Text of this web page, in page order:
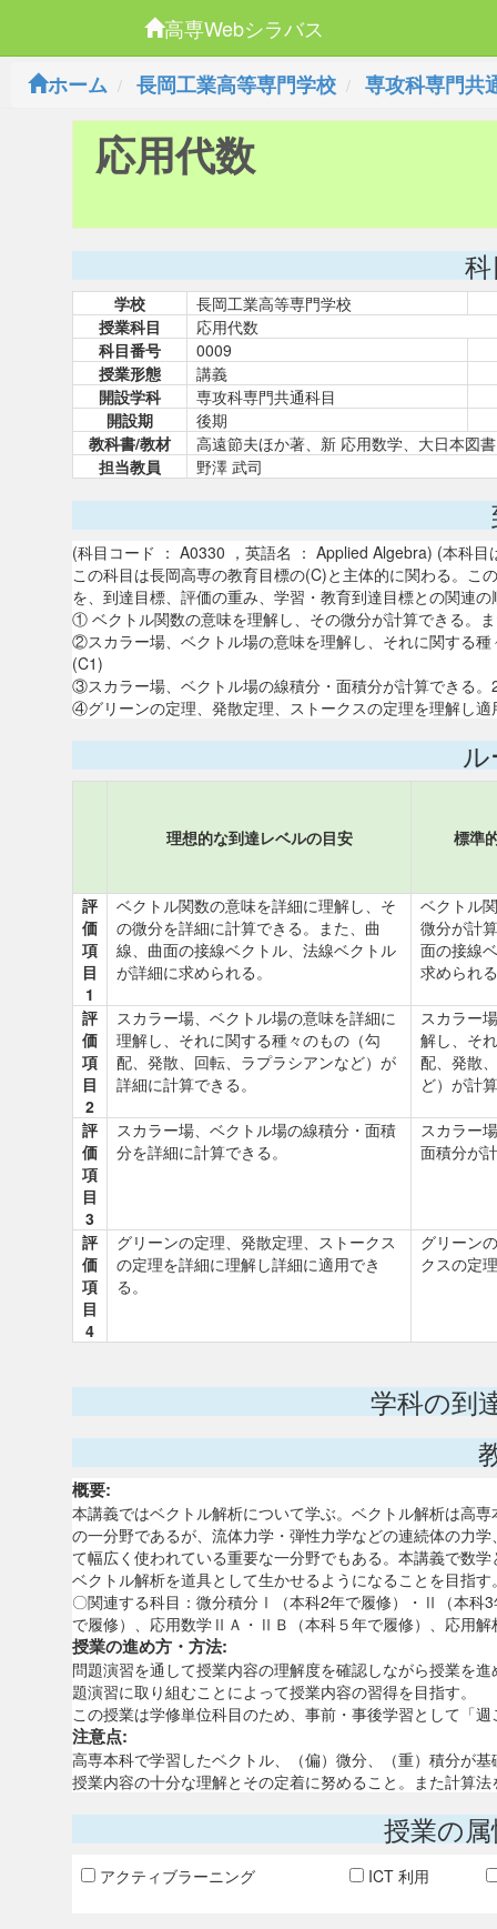
高専Webシラバス
ホーム
長岡工業高等専門学校 専攻科専門共
応用代数
学校
長岡工業高等専門学校
授業科目
応用代数
科目番号
0009
授業形態
講義
開設学科
専攻科専門共通科目
開設期
後期
教科書/教材
高遠節夫ほか著、新 応用数学、大日本
担当教員
野澤 武司
(科目コード ： A0330 ，英語名 ： Applied Algebra) (本科
この科目は長岡高専の教育目標の(C)と主体的に関わる。こ
を、到達目標、評価の重み、学習・教育到達目標との関連
① ベクトル関数の意味を理解し、その微分が計算できる。
②スカラー場、ベクトル場の意味を理解し、それに関する
(C1)
③スカラー場、ベクトル場の線積分・面積分が計算できる。
④グリーンの定理、発散定理、ストークスの定理を理解し
理想的な到達レベルの目安 標準
評
価
項
目
1
ベクトル関数の意味を詳細に理解し、そ
の微分を詳細に計算できる。また、曲
線、曲面の接線ベクトル、法線ベクトル
が詳細に求められる。
ベクトル
微分が計
面の接線
求められ
評
価
項
目
2
スカラー場、ベクトル場の意味を詳細に
理解し、それに関する種々のもの（勾
配、発散、回転、ラプラシアンなど）が
詳細に計算できる。
スカラー
解し、そ
配、発散
ど）が計
評
価
項
目
3
スカラー場、ベクトル場の線積分・面積
分を詳細に計算できる。
スカラー
面積分が
評
価
項
目
4
グリーンの定理、発散定理、ストークス
の定理を詳細に理解し詳細に適用でき
る。
グリーン
クスの定
学科の到
概要:
本講義ではベクトル解析について学ぶ。ベクトル解析は高
の一分野であるが、流体力学・弾性力学などの連続体の力
て幅広く使われている重要な一分野でもある。本講義で数
ベクトル解析を道具として生かせるようになることを目指す
〇関連する科目：微分積分Ⅰ（本科2年で履修）・Ⅱ（本
で履修）、応用数学ⅡＡ・ⅡＢ（本科５年で履修）、応用解
授業の進め方・方法:
問題演習を通して授業内容の理解度を確認しながら授業を
題演習に取り組むことによって授業内容の習得を目指す。
この授業は学修単位科目のため、事前・事後学習として「
注意点:
高専本科で学習したベクトル、（偏）微分、（重）積分が
授業内容の十分な理解とその定着に努めること。また計算
授業の
アクティブラーニング ICT 利用